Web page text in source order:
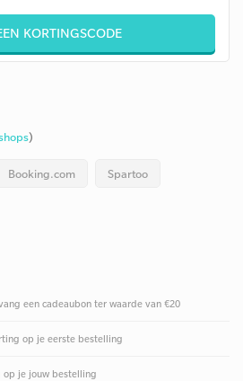
KORTINGSCODE
)
Booking.com Spartoo
een cadeaubon ter waarde van €20
op je eerste bestelling
je jouw bestelling